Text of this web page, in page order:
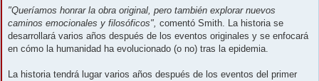
"Queríamos honrar la obra original, pero también explorar nuevos
caminos emocionales y filosóficos", comentó Smith. La historia se
desarrollará varios años después de los eventos originales y se enfocará
en cómo la humanidad ha evolucionado (o no) tras la epidemia.
La historia tendrá lugar varios años después de los eventos del primer